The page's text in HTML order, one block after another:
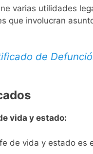
varias utilidades
que involucran
de
vida y estado:
de vida y estado es